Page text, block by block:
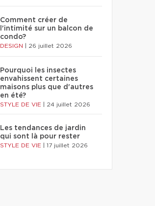
Comment créer de
l'intimité sur un balcon de
condo?
DESIGN 26 juillet 2026
Pourquoi les insectes
envahissent certaines
maisons plus que d'autres
en été?
STYLE DE VIE 24 juillet 2026
Les tendances de jardin
qui sont là pour rester
STYLE DE VIE 17 juillet 2026